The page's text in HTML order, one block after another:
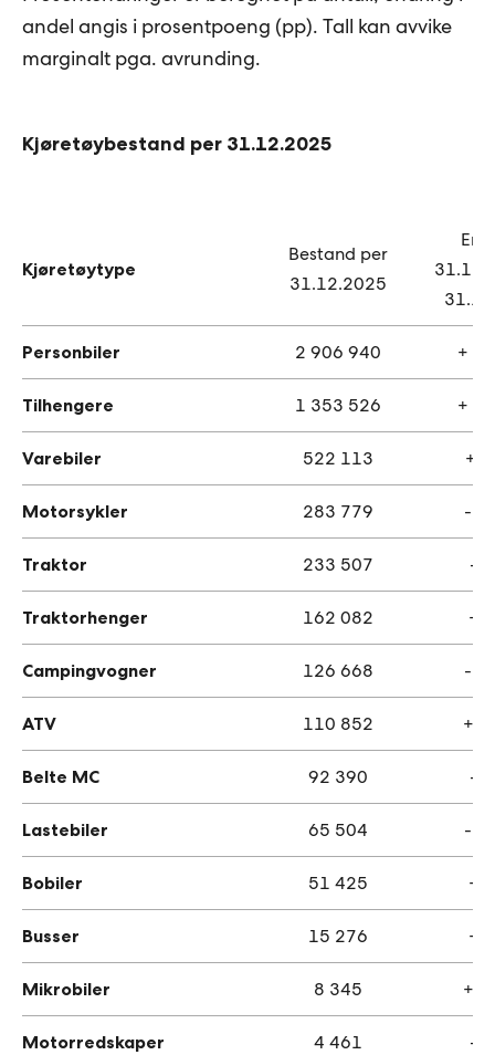
andel angis i prosentpoeng (pp). Tall kan avvike
marginalt pga. avrunding.
Kjøretøybestand per 31.12.2025
Kjøretøytype
Bestand per
31.12.2025
Personbiler 2 906 940 +
Tilhengere 1 353 526 +
Varebiler 522 113
Motorsykler 283 779 -
Traktor 233 507 -
Traktorhenger 162 082 +
Campingvogner 126 668 -
ATV 110 852 +
Belte MC 92 390 -
Lastebiler 65 504 -
Bobiler 51 425 +
Busser 15 276 +
Mikrobiler 8 345 +
Motorredskaper 4 461 -